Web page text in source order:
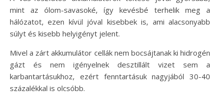
mint az ólom-savasoké, így kevésbé terhelik meg a
hálózatot, ezen kívül jóval kisebbek is, ami alacsonyabb
súlyt és kisebb helyigényt jelent.
Mivel a zárt akkumulátor cellák nem bocsájtanak ki hidrogén
gázt és nem igényelnek desztillált vizet sem a
karbantartásukhoz, ezért fenntartásuk nagyjából 30-40
százalékkal is olcsóbb.